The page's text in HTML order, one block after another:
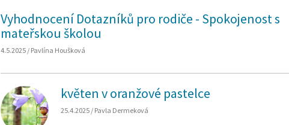
Vyhodnocení Dotazníků pro rodiče - Spokojenost s
mateřskou školou
4.5.2025 / Pavlína Houšková
květen v oranžové pastelce
25.4.2025 / Pavla Dermeková